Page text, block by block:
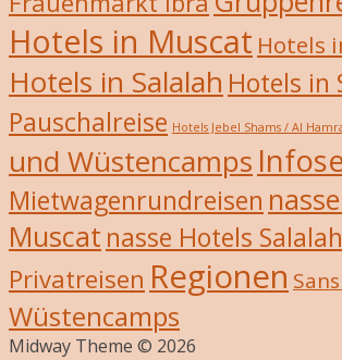
Hotels in Muscat Hotels
Hotels in Salalah Hotels in
Pauschalreise Hotels Jebel Shams / Al
und Wüstencamps
Mietwagenrundreisen
Muscat nasse Hotels Salalah
Privatreisen Regionen
Wüstencamps
Midway Theme © 2026